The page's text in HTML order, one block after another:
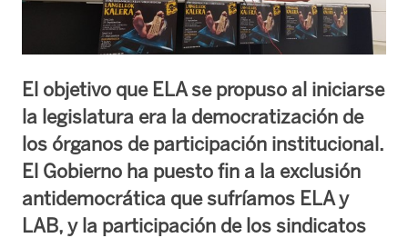
El objetivo que ELA se propuso al iniciarse
la legislatura era la democratización de
los órganos de participación institucional.
El Gobierno ha puesto fin a la exclusión
antidemocrática que sufríamos ELA y
LAB, y la participación de los sindicatos